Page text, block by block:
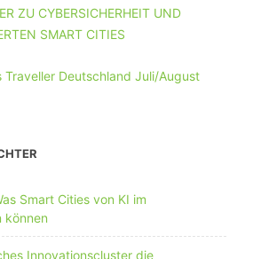
ZU CYBERSICHERHEIT UND
SMART CITIES
Smart Cities von KI im
können
Innovationscluster die